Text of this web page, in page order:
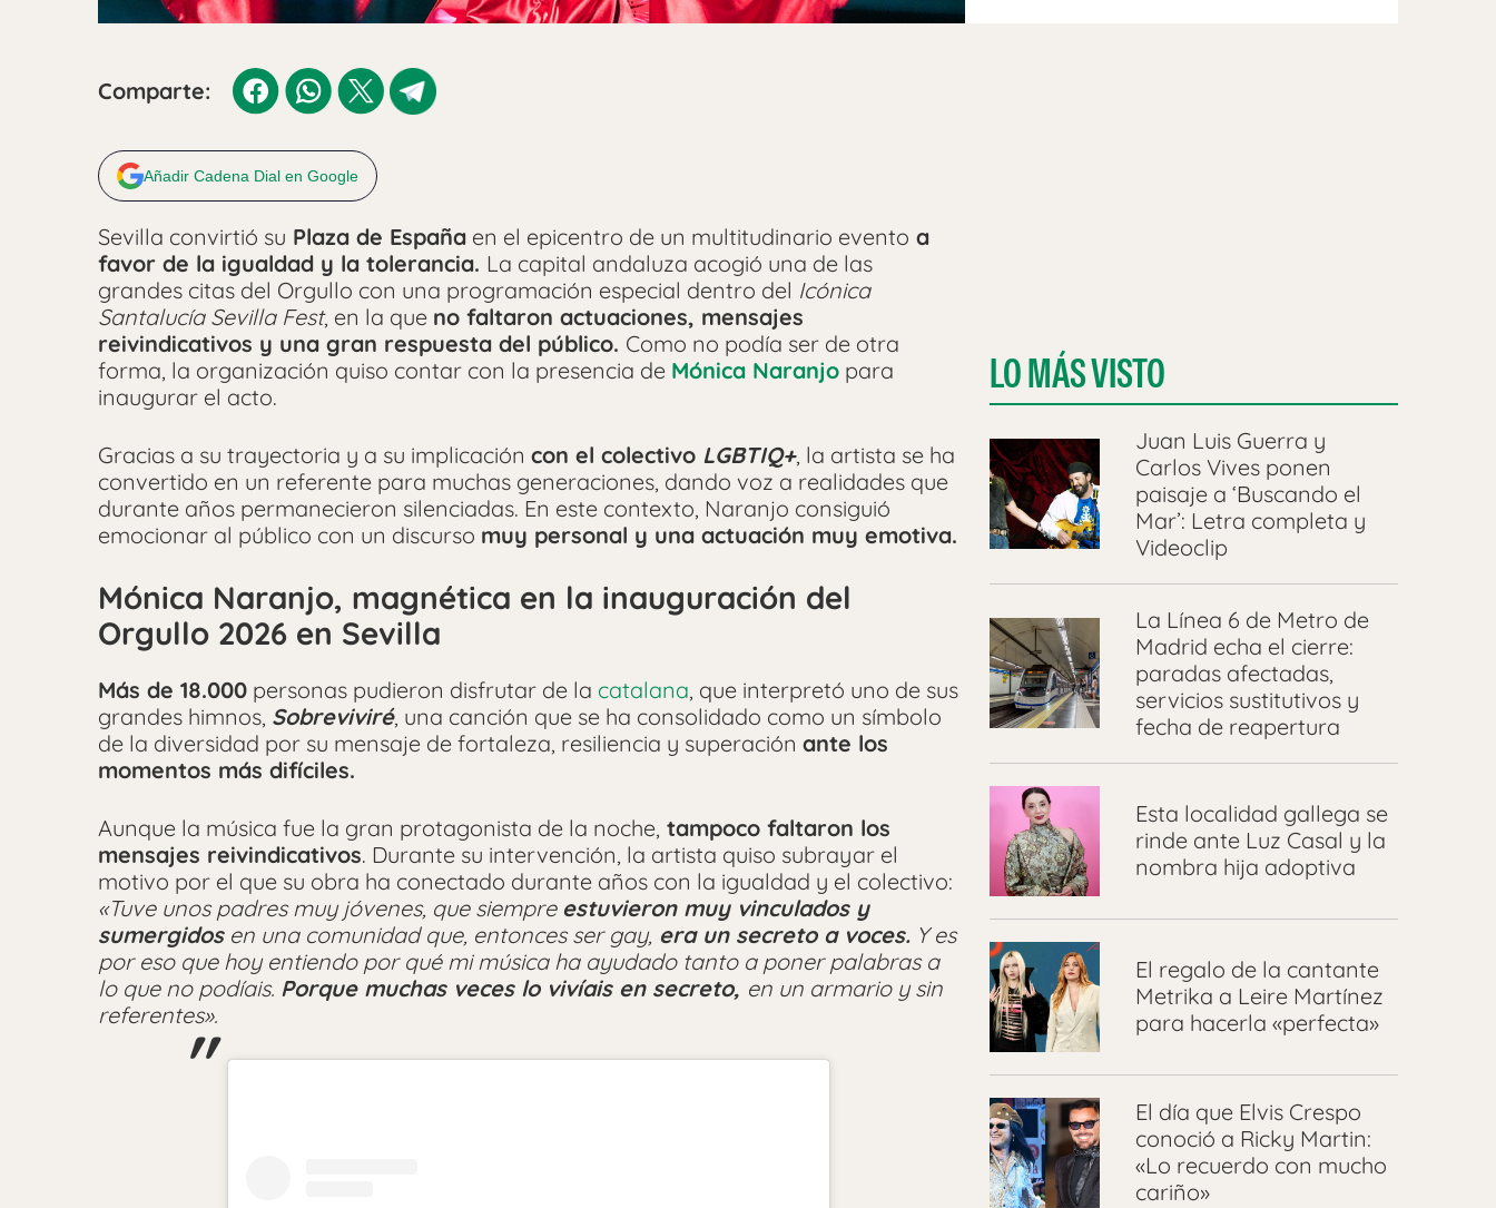
Comparte:
Añadir Cadena Dial en Google
Sevilla convirtió su Plaza de España en el epicentro de un multitudinario evento a
favor de la igualdad y la tolerancia. La capital andaluza acogió una de las
grandes citas del Orgullo con una programación especial dentro del Icónica
Santalucía Sevilla Fest, en la que no faltaron actuaciones, mensajes
reivindicativos y una gran respuesta del público. Como no podía ser de otra
forma, la organización quiso contar con la presencia de Mónica Naranjo para
inaugurar el acto.
Gracias a su trayectoria y a su implicación con el colectivo LGBTIQ+, la artista se ha
convertido en un referente para muchas generaciones, dando voz a realidades que
durante años permanecieron silenciadas. En este contexto, Naranjo consiguió
emocionar al público con un discurso muy personal y una actuación muy emotiva.
Mónica Naranjo, magnética en la inauguración del
Orgullo 2026 en Sevilla
Más de 18.000 personas pudieron disfrutar de la catalana, que interpretó uno de sus
grandes himnos, Sobreviviré, una canción que se ha consolidado como un símbolo
de la diversidad por su mensaje de fortaleza, resiliencia y superación ante los
momentos más difíciles.
Aunque la música fue la gran protagonista de la noche, tampoco faltaron los
mensajes reivindicativos. Durante su intervención, la artista quiso subrayar el
motivo por el que su obra ha conectado durante años con la igualdad y el colectivo:
«Tuve unos padres muy jóvenes, que siempre estuvieron muy vinculados y
sumergidosen una comunidad que, entonces ser gay, era un secreto a voces. Y es
por eso que hoy entiendo por qué mi música ha ayudado tanto a poner palabras a
lo que no podíais. Porque muchas veces lo vivíais en secreto, en un armario y sin
referentes».
LO MÁS VISTO
Juan Luis Guerra y
Carlos Vives ponen
paisaje a ‘Buscando el
Mar’: Letra completa y
Videoclip
La Línea 6 de Metro de
Madrid echa el cierre:
paradas afectadas,
servicios sustitutivos y
fecha de reapertura
Esta localidad gallega se
rinde ante Luz Casal y la
nombra hija adoptiva
El regalo de la cantante
Metrika a Leire Martínez
para hacerla «perfecta»
El día que Elvis Crespo
conoció a Ricky Martin:
«Lo recuerdo con mucho
cariño»